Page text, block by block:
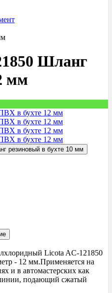
Шланг
мм
резиновый в бухте 10 мм
Licota AC-121850
- 12 мм.Применяется на
и в автомастерских как
подающий сжатый